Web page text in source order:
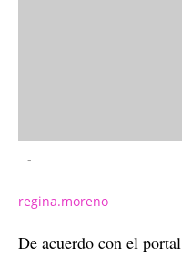
-
regina.moreno
De acuerdo con el portal